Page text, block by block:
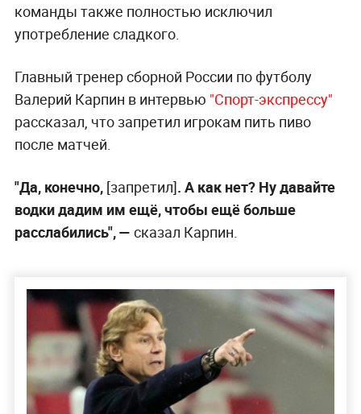
команды также полностью исключил
употребление сладкого.
Главный тренер сборной России по футболу
Валерий Карпин в интервью "Спорт-экспрессу"
рассказал, что запретил игрокам пить пиво
после матчей.
"Да, конечно, [запретил]. А как нет? Ну давайте
водки дадим им ещё, чтобы ещё больше
расслабились", — сказал Карпин.